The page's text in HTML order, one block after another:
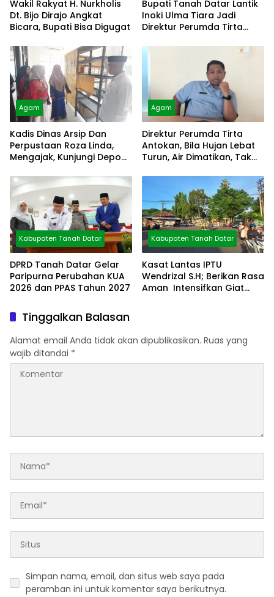
Wakil Rakyat H. Nurkholis
Dt. Bijo Dirajo Angkat
Bicara, Bupati Bisa Digugat
Bupati Tanah Datar Lantik
Inoki Ulma Tiara Jadi
Direktur Perumda Tirta
Agam
Kadis Dinas Arsip Dan
Perpustaan Roza Linda,
Mengajak, Kunjungi Depo
Agam
Direktur Perumda Tirta
Antokan, Bila Hujan Lebat
Turun, Air Dimatikan, Tak
Kabupaten Tanah Datar
DPRD Tanah Datar Gelar
Paripurna Perubahan KUA
2026 dan PPAS Tahun 2027
Kabupaten Tanah Datar
Kasat Lantas IPTU
Wendrizal S.H; Berikan Rasa
Aman Intensifkan Giat
Tinggalkan Balasan
Alamat email Anda tidak akan dipublikasikan. Ruas yang
wajib ditandai *
Simpan nama, email, dan situs web saya pada
peramban ini untuk komentar saya berikutnya.